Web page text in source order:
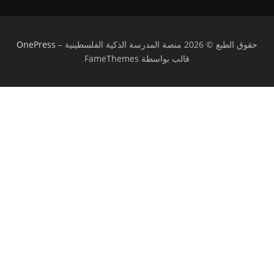
حقوق الطبع © 2026 منصة المدرسة الذكية الفلسطينية –
OnePress
قالب بواسطة FameThemes